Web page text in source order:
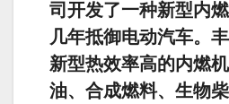
司开发了一种新型内
几年抵御电动汽车。
新型热效率高的内燃
油、合成燃料、生物